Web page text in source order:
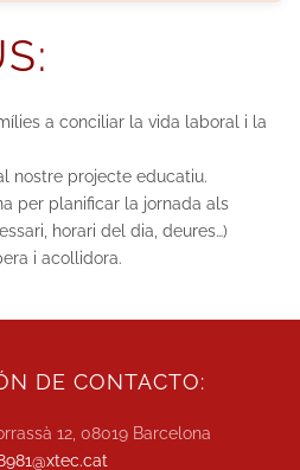
a conciliar la vida laboral i la
nostre projecte educatiu.
per planificar la jornada als
horari del dia, deures…)
i acollidora.
DE CONTACTO:
12, 08019 Barcelona